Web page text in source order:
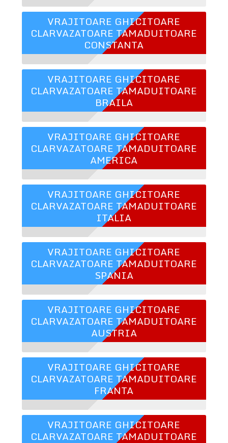
VRAJITOARE GHICITOARE
CLARVAZATOARE TAMADUITOARE
CONSTANTA
VRAJITOARE GHICITOARE
CLARVAZATOARE TAMADUITOARE
BRAILA
VRAJITOARE GHICITOARE
CLARVAZATOARE TAMADUITOARE
AMERICA
VRAJITOARE GHICITOARE
CLARVAZATOARE TAMADUITOARE
ITALIA
VRAJITOARE GHICITOARE
CLARVAZATOARE TAMADUITOARE
SPANIA
VRAJITOARE GHICITOARE
CLARVAZATOARE TAMADUITOARE
AUSTRIA
VRAJITOARE GHICITOARE
CLARVAZATOARE TAMADUITOARE
FRANTA
VRAJITOARE GHICITOARE
CLARVAZATOARE TAMADUITOARE